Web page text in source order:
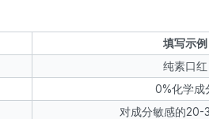
填写示例
纯素口红
0%化学成
对成分敏感的20-